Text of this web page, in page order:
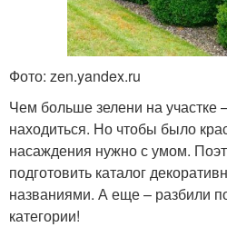
Фото: zen.yandex.ru
Чем больше зелени на участке
находиться. Но чтобы было
насаждения нужно с умом.
подготовить каталог
названиями. А еще – разбили
категории!